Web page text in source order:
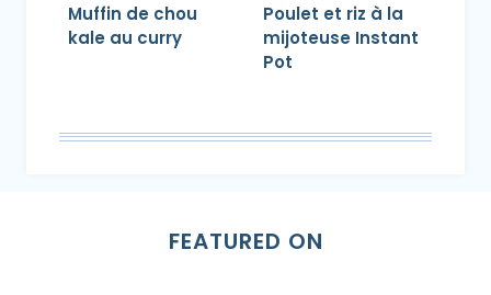
Muffin de chou
kale au curry
Poulet et riz à la
mijoteuse Instant
Pot
FEATURED ON